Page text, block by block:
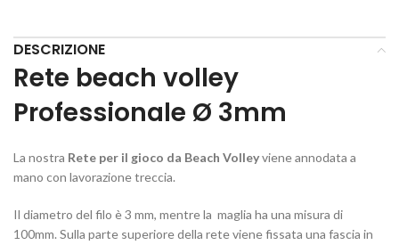
DESCRIZIONE
Rete beach volley
Professionale Ø 3mm
La nostra Rete per il gioco da Beach Volleyviene annodata a
mano con lavorazione treccia.
Il diametro del filo è 3 mm, mentre la maglia ha una misura di
100mm. Sulla parte superiore della rete viene fissata una fascia in